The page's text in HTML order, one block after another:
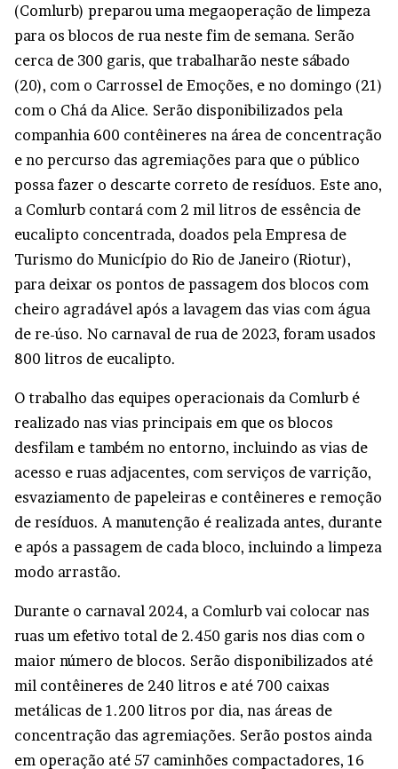
(Comlurb) preparou uma megaoperação de limpeza
para os blocos de rua neste fim de semana. Serão
cerca de 300 garis, que trabalharão neste sábado
(20), com o Carrossel de Emoções, e no domingo (21)
com o Chá da Alice. Serão disponibilizados pela
companhia 600 contêineres na área de concentração
e no percurso das agremiações para que o público
possa fazer o descarte correto de resíduos. Este ano,
a Comlurb contará com 2 mil litros de essência de
eucalipto concentrada, doados pela Empresa de
Turismo do Município do Rio de Janeiro (Riotur),
para deixar os pontos de passagem dos blocos com
cheiro agradável após a lavagem das vias com água
de re-úso. No carnaval de rua de 2023, foram usados
800 litros de eucalipto.
O trabalho das equipes operacionais da Comlurb é
realizado nas vias principais em que os blocos
desfilam e também no entorno, incluindo as vias de
acesso e ruas adjacentes, com serviços de varrição,
esvaziamento de papeleiras e contêineres e remoção
de resíduos. A manutenção é realizada antes, durante
e após a passagem de cada bloco, incluindo a limpeza
modo arrastão.
Durante o carnaval 2024, a Comlurb vai colocar nas
ruas um efetivo total de 2.450 garis nos dias com o
maior número de blocos. Serão disponibilizados até
mil contêineres de 240 litros e até 700 caixas
metálicas de 1.200 litros por dia, nas áreas de
concentração das agremiações. Serão postos ainda
em operação até 57 caminhões compactadores, 16